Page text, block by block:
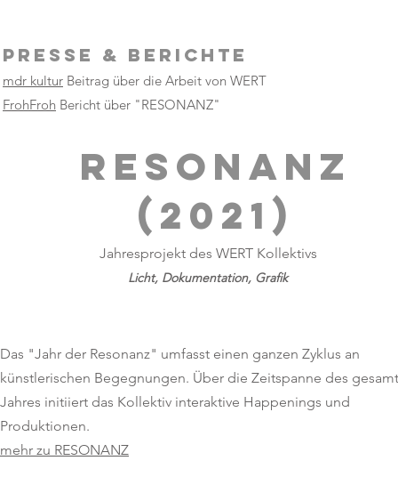
PRESSE & Berichte
mdr kultur Beitrag über die Arbeit von WERT
FrohFroh Bericht über "RESONANZ"
RESONANZ
(2021)
Jahresprojekt des WERT Kollektivs
Licht, Dokumentation, Grafik
Das "Jahr der Resonanz" umfasst einen ganzen Zyklus an
künstlerischen Begegnungen. Über die Zeitspanne des
Jahres initiiert das Kollektiv interaktive Happenings und
Produktionen.
mehr zu RESONANZ